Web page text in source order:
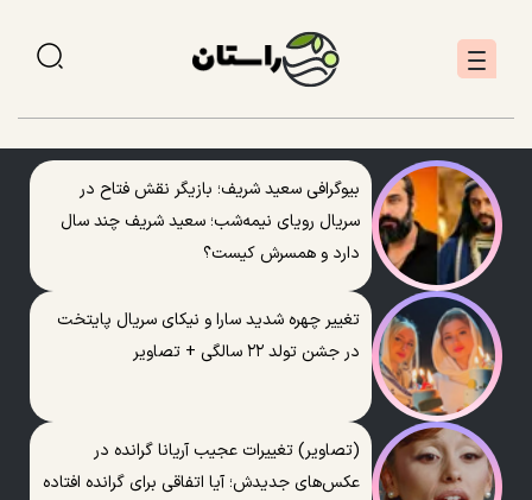
بیوگرافی سعید شریف؛ بازیگر نقش فتاح در
سریال رویای نیمه‌شب؛ سعید شریف چند سال
دارد و همسرش کیست؟
تغییر چهره شدید سارا و نیکای سریال پایتخت
در جشن تولد ۲۲ سالگی + تصاویر
(تصاویر) تغییرات عجیب آریانا گرانده در
عکس‌های جدیدش؛ آیا اتفاقی برای گرانده افتاده